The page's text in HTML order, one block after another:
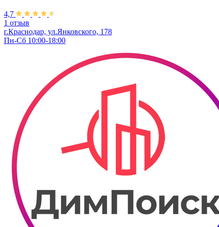
4,7
1 отзыв
г.Краснодар, ул.Янковского, 178
Пн-Сб 10:00-18:00